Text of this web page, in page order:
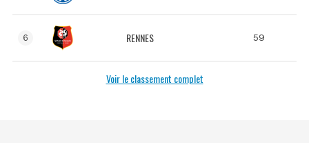
6 RENNES 59
Voir le classement complet